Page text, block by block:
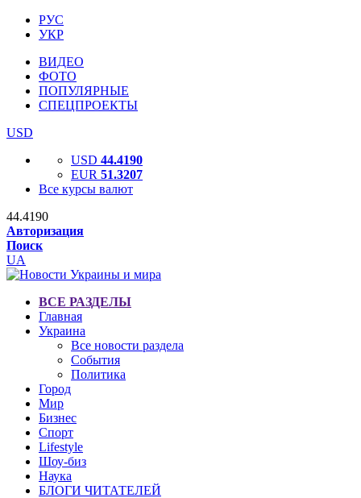
РУС
УКР
ВИДЕО
ФОТО
ПОПУЛЯРНЫЕ
СПЕЦПРОЕКТЫ
USD
USD 44.4190
EUR 51.3207
Все курсы валют
44.4190
Авторизация
Поиск
UA
ВСЕ РАЗДЕЛЫ
Главная
Украина
Все новости раздела
События
Политика
Город
Мир
Бизнес
Спорт
Lifestyle
Шоу-биз
Наука
БЛОГИ ЧИТАТЕЛЕЙ